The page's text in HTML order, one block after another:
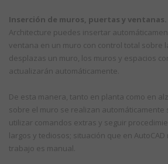
Inserción de muros, puertas y ventanas.
Architecture puedes insertar
ventana en un muro con control total sobre
desplazas un muro, los muros y espacios
actualizarán automáticamente.
De esta manera, tanto en planta como en
sobre el muro se realizan automáticamente
utilizar comandos extras y seguir
largos y tediosos; situación que en
trabajo es manual.